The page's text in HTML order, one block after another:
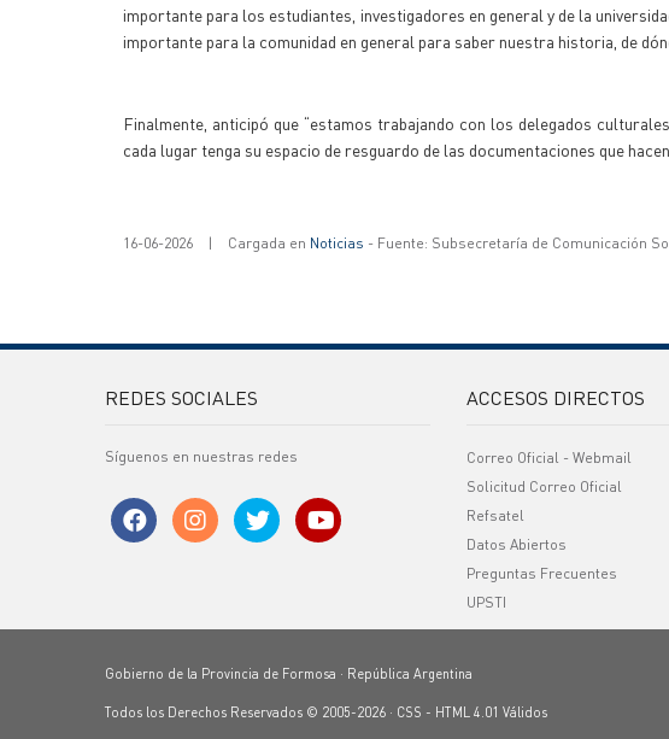
importante para los estudiantes, investigadores en general y de la
importante para la comunidad en general para saber nuestra historia, de
Finalmente, anticipó que “estamos trabajando con los delegados
cada lugar tenga su espacio de resguardo de las documentaciones que
16-06-2026 | Cargada en Noticias - Fuente: Subsecretaría de Comunicación
REDES SOCIALES
Síguenos en nuestras redes
ACCESOS DIRECTOS
Correo Oficial - Webmail
Solicitud Correo Oficial
Refsatel
Datos Abiertos
Preguntas Frecuentes
UPSTI
Gobierno de la Provincia de Formosa · República Argentina
Todos los Derechos Reservados © 2005-2026 · CSS - HTML 4.01 Válidos